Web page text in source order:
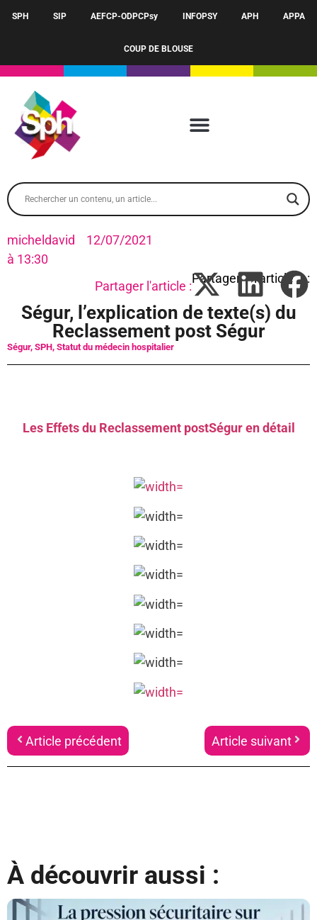
SPH SIP AEFCP-ODPCPsy INFOPSY APH APPA
COUP DE BLOUSE
micheldavid
12/07/2021
à 13:30
Partager l'article :
Ségur, l’explication de texte(s) du
Reclassement post Ségur
Ségur, SPH, Statut du médecin hospitalier
Les Effets du Reclassement postSégur en détail
Article précédent Article suivant
À découvrir aussi :